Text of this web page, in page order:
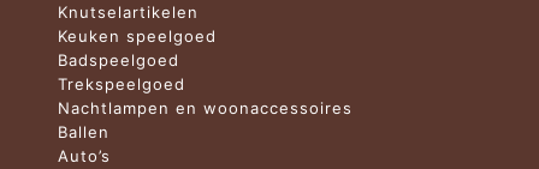
Knutselartikelen
Keuken speelgoed
Badspeelgoed
Trekspeelgoed
Nachtlampen en woonaccessoires
Ballen
Auto’s